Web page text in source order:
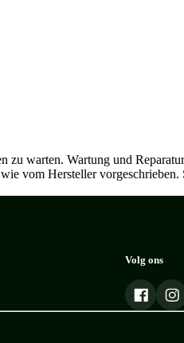
zu warten. Wartung und
vom Hersteller
Volg ons